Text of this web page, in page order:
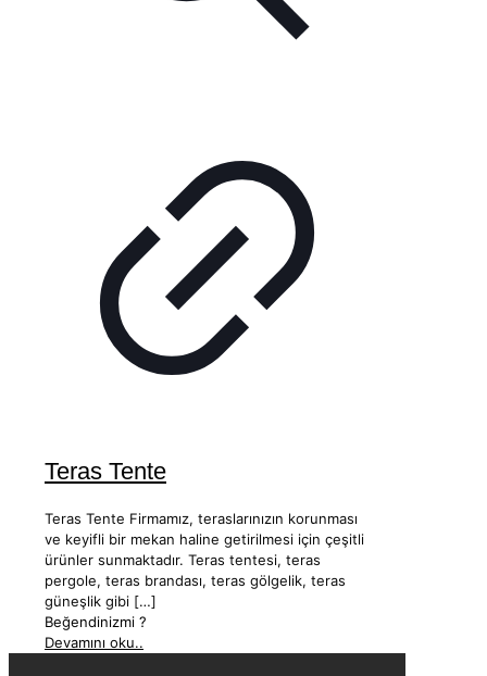
Teras Tente
Teras Tente Firmamız, teraslarınızın korunması
ve keyifli bir mekan haline getirilmesi için çeşitli
ürünler sunmaktadır. Teras tentesi, teras
pergole, teras brandası, teras gölgelik, teras
güneşlik gibi […]
Beğendinizmi ?
Devamını oku..